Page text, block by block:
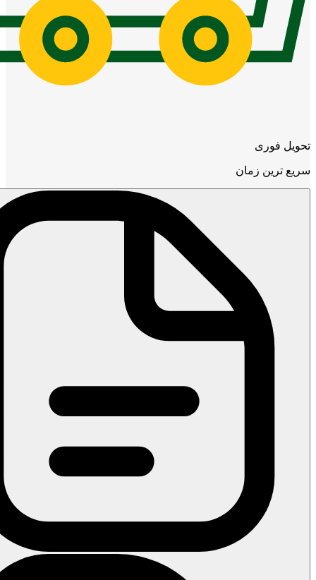
تحویل فوری
سریع ترین زمان